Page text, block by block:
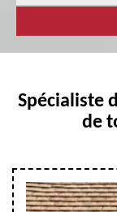
Spécialiste
de